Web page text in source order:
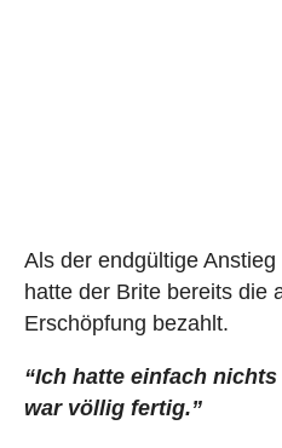
Als der endgültige
hatte der Brite bereits die
Erschöpfung bezahlt.
“Ich hatte einfach
war völlig fertig.”